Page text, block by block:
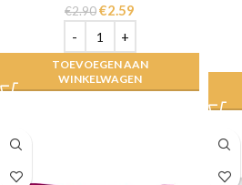
€2.90€2.59
TOEVOEGEN AAN
WINKELWAGEN